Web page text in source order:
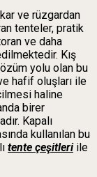
ve rüzgardan
tenteler, pratik
ve daha
Kış
yolu olan bu
hafif oluşları ile
haline
birer
Kapalı
kullanılan bu
tente çeşitleriile